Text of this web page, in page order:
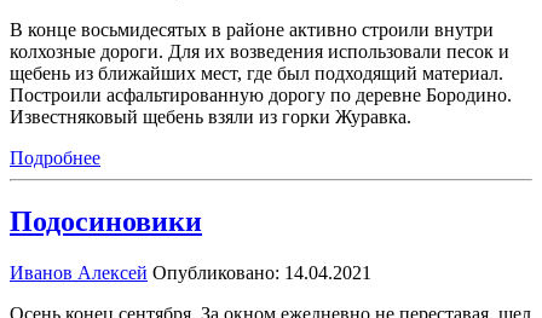
В конце восьмидесятых в районе активно строили внутри
колхозные дороги. Для их возведения использовали песок и
щебень из ближайших мест, где был подходящий материал.
Построили асфальтированную дорогу по деревне Бородино.
Известняковый щебень взяли из горки Журавка.
Подробнее
Подосиновики
Иванов Алексей Опубликовано: 14.04.2021
Осень конец сентября. За окном ежедневно не переставая, шел